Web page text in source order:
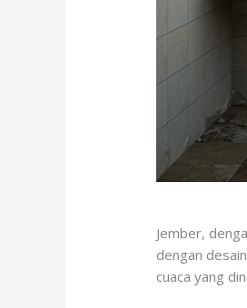
Jember,
dengan
cuaca yang